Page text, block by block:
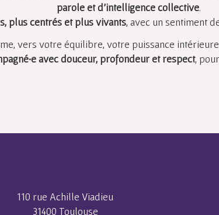
parole et d’intelligence collective
plus centrés et plus vivants, avec un sentiment
vers votre équilibre, votre puissance
avec douceur, profondeur et respect,
110 rue Achille Viadieu
31400 Toulouse